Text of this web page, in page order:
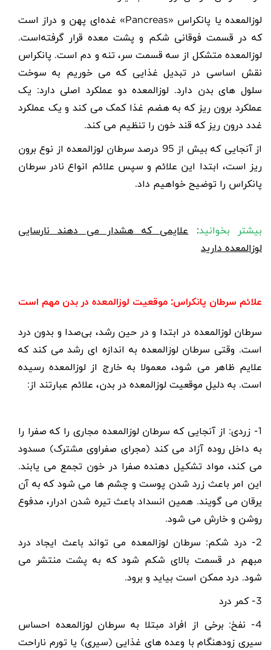
لوزالمعده یا پانکراس «
Pancreas
» غده‌ای پهن و دراز است
که در قسمت فوقانی شکم و پشت معده قرار گرفته‌است.
لوزالمعده متشکل از سه قسمت سر، تنه و دم است. پانکراس
نقش اساسی در تبدیل غذایی که می خوریم به سوخت
سلول های بدن دارد. لوزالمعده دو عملکرد اصلی دارد: یک
عملکرد برون ریز که به هضم غذا کمک می کند و یک عملکرد
غدد درون ریز که قند خون را تنظیم می کند.
از آنجایی که بیش از 95 درصد سرطان لوزالمعده از نوع برون
ریز است، ابتدا این علائم و سپس علائم انواع نادر سرطان
پانکراس را توضیح خواهیم داد.
بیشتر بخوانید:علایمی که هشدار می دهند نارسایی
لوزالمعده دارید
علائم سرطان پانکراس: موقعیت لوزالمعده در بدن مهم است
سرطان لوزالمعده در ابتدا و در حین رشد، بی‌صدا و بدون درد
است. وقتی سرطان لوزالمعده به اندازه ای رشد می کند که
علایم ظاهر می شود، معمولا به خارج از لوزالمعده رسیده
است. به دلیل موقعیت لوزالمعده در بدن، علائم عبارتند از:
1- زردی: از آنجایی که سرطان لوزالمعده مجاری را که صفرا را
به داخل روده آزاد می کند (مجرای صفراوی مشترک) مسدود
می کند، مواد تشکیل دهنده صفرا در خون تجمع می یابند.
این امر باعث زرد شدن پوست و چشم ها می شود که به آن
یرقان می گویند. همین انسداد باعث تیره شدن ادرار، مدفوع
روشن و خارش می شود.
2- درد شکم: سرطان لوزالمعده می تواند باعث ایجاد
درد
مبهم در قسمت بالای شکم شود که به پشت منتشر می
شود. درد ممکن است بیاید و برود.
3- کمر درد
4- نفخ: برخی از افراد مبتلا به سرطان لوزالمعده احساس
سیری زودهنگام با وعده های غذایی (سیری) یا تورم ناراحت